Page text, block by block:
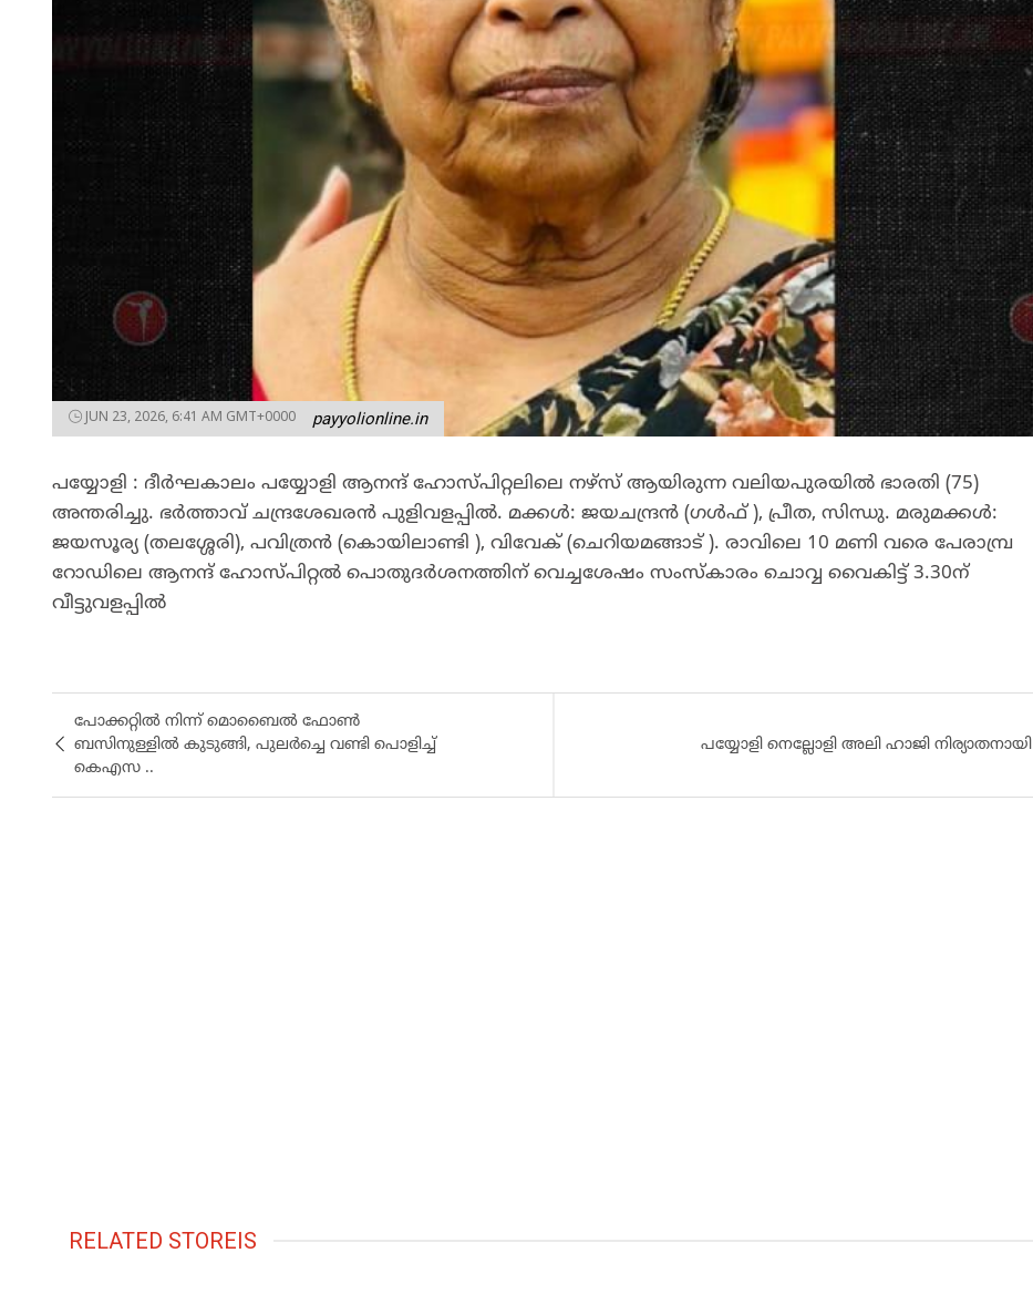
JUN 23, 2026, 6:41 AM GMT+0000 payyolionline.in
പയ്യോളി : ദീർഘകാലം പയ്യോളി ആനന്ദ് ഹോസ്പിറ്റലിലെ നഴ്സ് ആയിരുന്ന വലിയപുരയിൽ ഭാരതി (75)
അന്തരിച്ചു. ഭർത്താവ് ചന്ദ്രശേഖരൻ പുളിവളപ്പിൽ. മക്കൾ: ജയചന്ദ്രൻ (ഗൾഫ് ), പ്രീത, സിന്ധു. മരുമക്കൾ:
ജയസൂര്യ (തലശ്ശേരി), പവിത്രൻ (കൊയിലാണ്ടി ), വിവേക് (ചെറിയമങ്ങാട് ). രാവിലെ 10 മണി വരെ പേരാമ്പ്ര
റോഡിലെ ആനന്ദ് ഹോസ്പിറ്റൽ പൊതുദർശനത്തിന് വെച്ചശേഷം സംസ്കാരം ചൊവ്വ വൈകിട്ട് 3.30ന്
വീട്ടുവളപ്പിൽ
പോക്കറ്റിൽ നിന്ന് മൊബൈൽ ഫോൺ
ബസിനുള്ളിൽ കുടുങ്ങി, പുലർച്ചെ വണ്ടി പൊളിച്ച്
കെഎസ ..
പയ്യോളി നെല്ലോളി അലി ഹാജി നിര്യാതനായി
RELATED STOREIS